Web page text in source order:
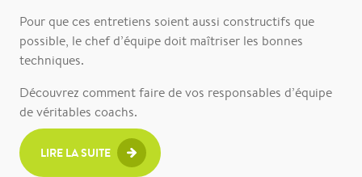
Pour que ces entretiens soient aussi constructifs que
possible, le chef d’équipe doit maîtriser les bonnes
techniques.
Découvrez comment faire de vos responsables d’équipe
de véritables coachs.
LIRE LA SUITE